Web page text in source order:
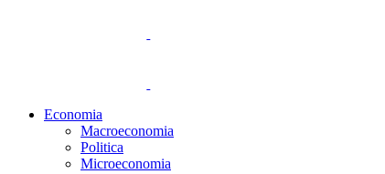
Economia
Macroeconomia
Politica
Microeconomia